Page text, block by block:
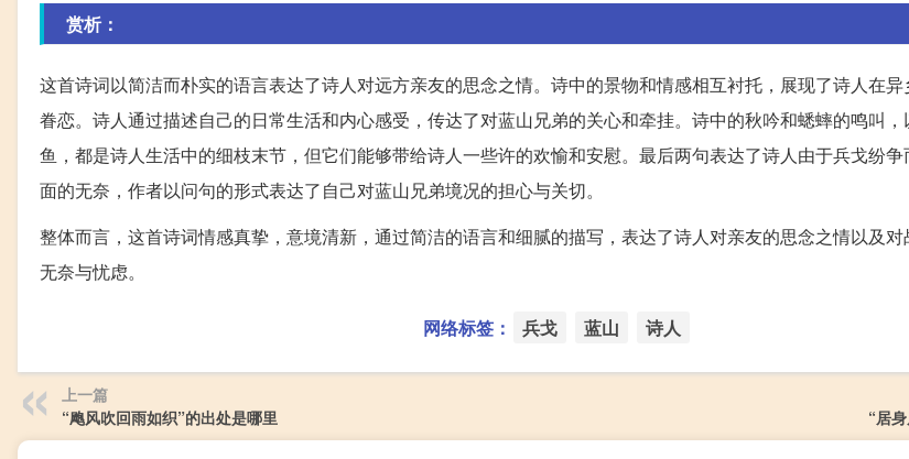
赏析：
这首诗词以简洁而朴实的语言表达了诗人对远方亲友的思念之情。诗中的景物和情感相互衬托，展现了诗人在
眷恋。诗人通过描述自己的日常生活和内心感受，传达了对蓝山兄弟的关心和牵挂。诗中的秋吟和蟋蟀的鸣叫
鱼，都是诗人生活中的细枝末节，但它们能够带给诗人一些许的欢愉和安慰。最后两句表达了诗人由于兵戈纷
面的无奈，作者以问句的形式表达了自己对蓝山兄弟境况的担心与关切。
整体而言，这首诗词情感真挚，意境清新，通过简洁的语言和细腻的描写，表达了诗人对亲友的思念之情以及
无奈与忧虑。
网络标签： 兵戈 蓝山 诗人
上一篇
“飑风吹回雨如织”的出处是哪里
“居